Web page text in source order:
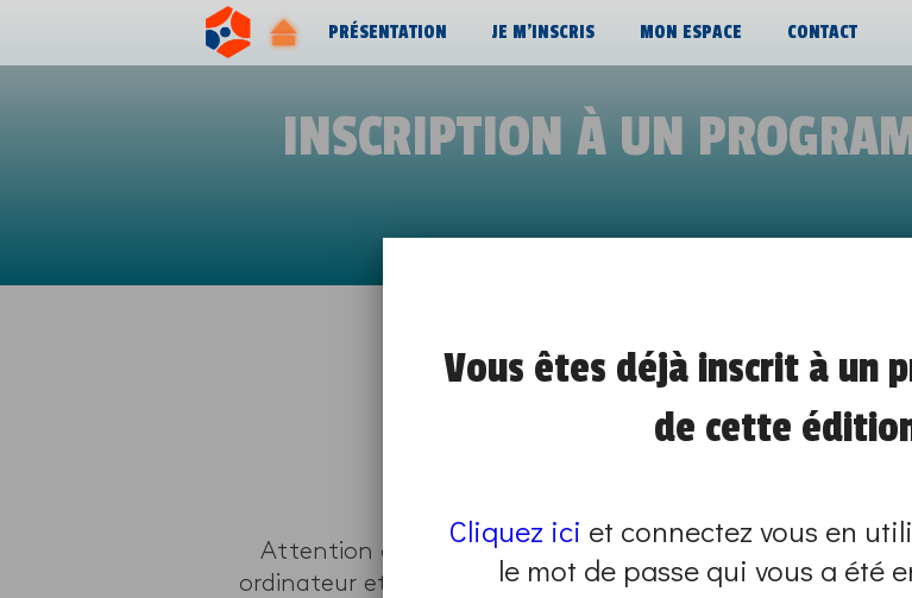
PRÉSENTATION JE M’INSCRIS MON ESPACE CONTACT
INSCRIPTION À UN
JOB DATING ALTERNANT(E)
de 10h30 à 10h45
JOB DATING EN
Attention ce programme se déroulera à distance, en
ordinateur et d’une webcam. Le lieu qui organise le
Vous êtes déjà inscrit à un
de cette
Cliquez ici et connectez vous en
le mot de passe qui vous a été